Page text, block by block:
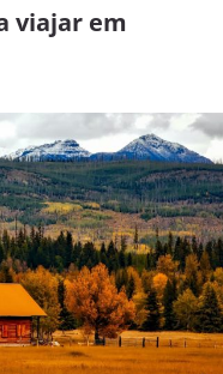
viajar em